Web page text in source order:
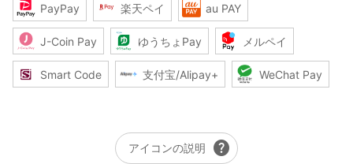
PayPay 楽天ペイ au PAY
J-Coin Pay ゆうちょPay メルペイ
Smart Code 支付宝/Alipay+ WeChat Pay
アイコンの説明 help